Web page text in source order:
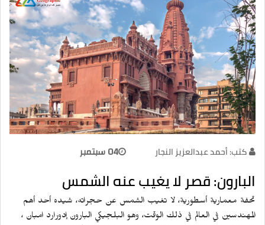
كتب: أحمد عبدالعزيز النجار 04 سبتمبر
البارون: قصر لا يغيب عنه الشمس
تحفة معمارية أسطورية، لا تغيب الشمس عن حجراته، شيده أحد أهم
المهندسين في العالم في ذلك الوقت، وهو البلجيكي البارون إدورارد امبان ،